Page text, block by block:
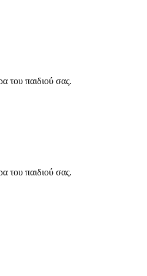
του παιδιού σας.
του παιδιού σας.